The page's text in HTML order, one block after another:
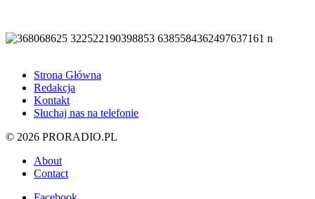
Strona Główna
Redakcja
Kontakt
Słuchaj nas na telefonie
© 2026 PRORADIO.PL
About
Contact